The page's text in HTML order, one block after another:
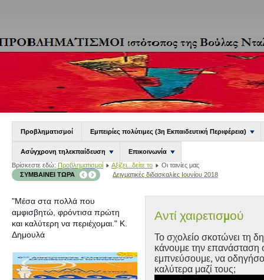
Προβληματισμοί Εμπειρίες πολύτιμες (3η Εκπαιδευτική Περιφέρεια)
Ασύγχρονη τηλεκπαίδευση
Επικοινωνία
Βρίσκεστε εδώ: Προβληματισμοί Αξίζει...δείτε το
Οι ταινίες μας
ΣΥΜΒΑΊΝΕΙ ΤΏΡΑ
Δειγματικές διδασκαλίες Ιουνίου 2018
"Μέσα στα πολλά που
αμφισβητώ, φρόντισα πρώτη
και καλύτερη να περιέχομαι." Κ.
Δημουλά
Αντί χαιρετισμού
Το σχολείο σκοτώνει τη
κάνουμε την
εμπνεύσουμε, να
καλύτερα μαζί τους;